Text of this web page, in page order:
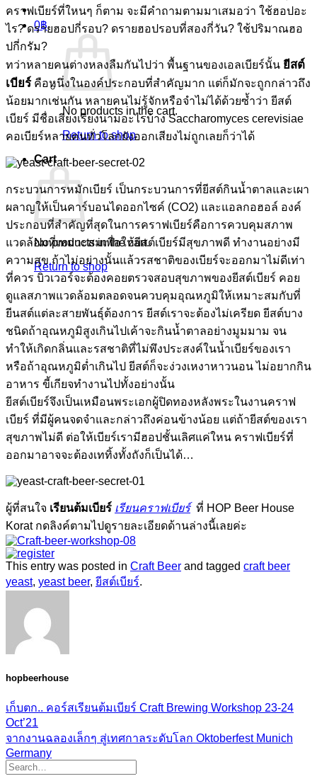
0฿
No products in the cart.
Return to shop
Cart
No products in the cart.
Return to shop
คราฟเบียร์ที่ใหนๆ ก็ตาม จะมีคำถามตามมาเสมอว่า ใช้ฮอปอะ
ไร? ดรายฮอปกี่รอบ? ดรายฮอปรอบที่สองกี่วัน? ใช้ปริมาณฮอ
ปกี่กรัม?
ทว่าหลายคนต่างหลงลืมกันไปว่า พื้นฐานของเอลเบียร์นั้น ยีสต์
เบียร์คือหนึ่งในองค์ประกอบที่สำคัญมาก แต่ก็มักจะถูกกล่าวถึง
น้อยมากเช่นกัน หลายคนไม่รู้จักหรือจำไม่ได้ด้วยซ้ำว่า ยีสต์
เบียร์ มีชื่อเสียงเรียงนามอะไรบ้าง Saccharomyces cerevisiae
คอเบียร์หลายคนทั่วโลกยังออกเสียงไม่ถูกเลยก็ว่าได้
กระบวนการหมักเบียร์ เป็นกระบวนการที่ยีสต์กินน้ำตาลและเผา
ผลาญให้เป็นคาร์บอนไดออกไซค์ (CO2) และแอลกอฮอล์ องค์
ประกอบที่สำคัญที่สุดในการคราฟเบียร์คือการควบคุมสภาพ
แวดล้อมที่เหมาะสมเพื่อให้ยีสต์เบียร์มีสุขภาพดี ทำงานอย่างมี
ความสุข ถ้าไม่อย่างนั้นแล้วรสชาติของเบียร์จะออกมาไม่ดีเท่า
ที่ควร บิวเวอร์จะต้องคอยตรวจสอบสุขภาพของยีสต์เบียร์ คอย
ดูแลสภาพแวดล้อมตลอดจนควบคุมอุณหภูมิให้เหมาะสมกับที่
ยีนสต์แต่ละสายพันธุ์ต้องการ ยีสต์เราจะต้องไม่เครียด ยีสต์บาง
ชนิดถ้าอุณหภูมิสูงเกินไปเค้าจะกินน้ำตาลอย่างมูมมาม จน
ทำให้เกิดกลิ่นและรสชาติที่ไม่พึงประสงค์ในน้ำเบียร์ของเรา
หรือถ้าอุณหภูมิต่ำเกินไป ยีสต์ก็จะง่วงเหงาหาวนอน ไม่อยากกิน
อาหาร ขี้เกียจทำงานไปทั้งอย่างนั้น
ยีสต์เบียร์จึงเป็นเหมือนพระเอกผู้ปิดทองหลังพระในงานคราฟ
เบียร์ ที่มีผู้คนจดจำและกล่าวถึงค่อนข้างน้อย แต่ถ้ายีสต์ของเรา
สุขภาพไม่ดี ต่อให้เบียร์เรามีฮอปชั้นเลิศแค่ใหน คราฟเบียร์ที่
ออกมาอาจจะต้องเททิ้งทั้งถังก็เป็นได้…
ผู้ที่สนใจ เรียนต้มเบียร์ เรียนคราฟเบียร์ที่ HOP Beer House
Korat กดลิงค์ตามไปดูรายละเอียดด้านล่างนี้เลยค่ะ
This entry was posted in Craft Beer and tagged craft beer
yeast, yeast beer, ยีสต์เบียร์.
hopbeerhouse
เก็บตก.. คอร์สเรียนต้มเบียร์ Craft Brewing Workshop 23-24
Oct’21
จากงานฉลองเล็กๆ สู่เทศกาลระดับโลก Oktoberfest Munich
Germany